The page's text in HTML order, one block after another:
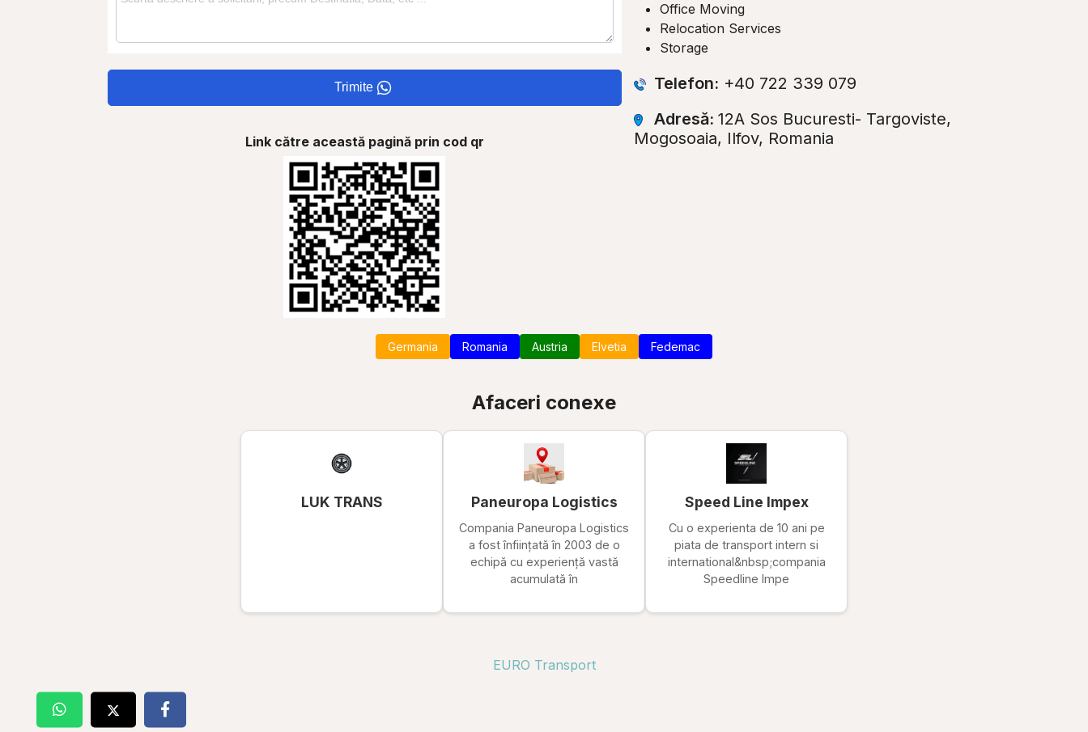
Trimite
Link către această pagină prin cod qr
Office Moving
Relocation Services
Storage
Telefon: +40 722 339 079
Adresă: 12A Sos Bucuresti- Targoviste,
Mogosoaia, Ilfov, Romania
Germania Romania Austria Elvetia Fedemac
Afaceri conexe
LUK TRANS Paneuropa Logistics
Compania Paneuropa Logistics
a fost înființată în 2003 de o
echipă cu experiență vastă
acumulată în
Speed Line Impex
Cu o experienta de 10 ani pe
piata de transport intern si
international&nbsp;compania
Speedline Impe
EURO Transport